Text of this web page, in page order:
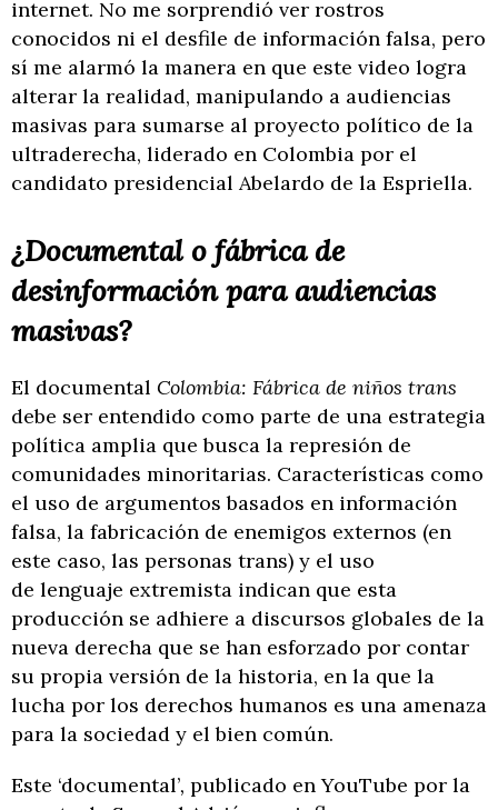
internet. No me sorprendió ver rostros
conocidos ni el desfile de información falsa, pero
sí me alarmó la manera en que este video logra
alterar la realidad, manipulando a audiencias
masivas para sumarse al proyecto político de la
ultraderecha, liderado en Colombia por el
candidato presidencial Abelardo de la Espriella.
¿Documental o fábrica de
desinformación para audiencias
masivas?
El documental Colombia: Fábrica de niños trans
debe ser entendido como parte de una estrategia
política amplia que busca la represión de
comunidades minoritarias. Características como
el uso de argumentos basados en información
falsa, la fabricación de enemigos externos (en
este caso, las personas trans) y el uso
de lenguaje extremista indican que esta
producción se adhiere a discursos globales de la
nueva derecha que se han esforzado por contar
su propia versión de la historia, en la que la
lucha por los derechos humanos es una amenaza
para la sociedad y el bien común.
Este ‘documental’, publicado en YouTube por la